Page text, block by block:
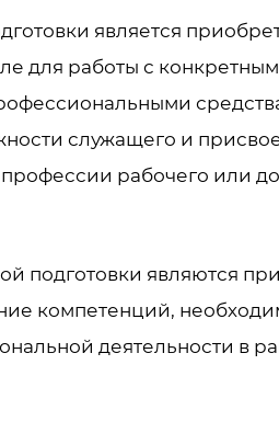
является
для работы с
служащего и
рабочего или
подготовки являются
компетенций,
деятельности в